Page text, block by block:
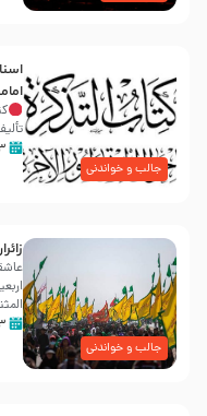
جالب و خواندنی
۱۳
جالب و خواندنی
۱۳